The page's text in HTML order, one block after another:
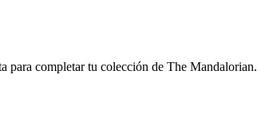
para completar tu colección de The Mandalorian.